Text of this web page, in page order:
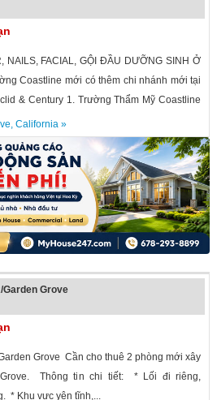
NAILS, FACIAL, GỘI ĐẦU DƯỠNG SINH Ở
Coastline mới có thêm chi nhánh mới tại
& Century 1. Trường Thẩm Mỹ Coastline
, California»
Garden Grove
Grove Cần cho thuê 2 phòng mới xây
Grove. Thông tin chi tiết: * Lối đi riêng,
* Khu vực yên tĩnh,...